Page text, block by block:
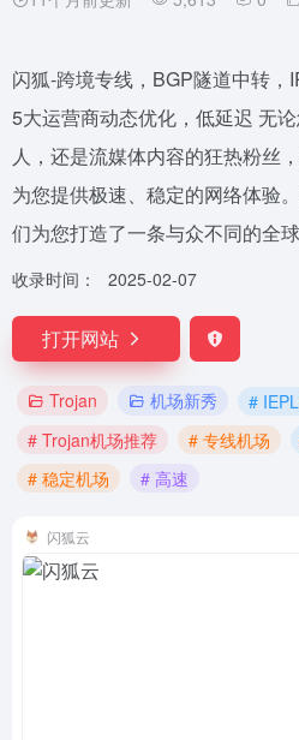
闪狐-跨境专线，BGP隧道中转，
5大运营商动态优化，低延迟 无
人，还是流媒体内容的狂热粉丝
为您提供极速、稳定的网络体验
们为您打造了一条与众不同的全
收录时间： 2025-02-07
打开网站
Trojan 机场新秀
#
# Trojan机场推荐
# 专线机场
# 稳定机场
# 高速
闪狐云